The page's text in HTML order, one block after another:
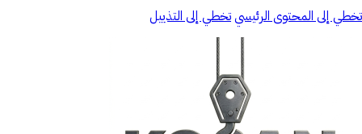
تخطي إلى المحتوى الرئيسيتخطي إلى التذييل